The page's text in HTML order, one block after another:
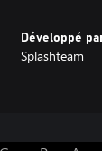
Développé
Splashteam